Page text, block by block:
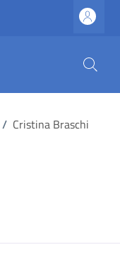
/ Cristina Braschi